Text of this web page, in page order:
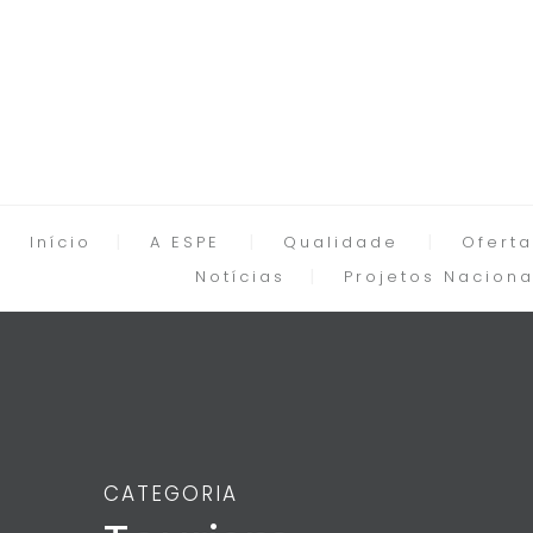
Início A ESPE Qualidade
Notícias
Projetos
CATEGORIA